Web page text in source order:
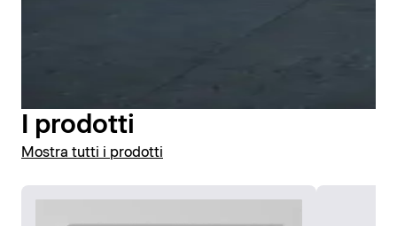
guarnizione composita. In questo modo è possibile
realizzare facilmente il livello di tenuta secondo la
norma DIN 18534. KIWA Germania ha certificato
l'impermeabilità di Tempano una volta installato.
I prodotti
Mostra tutti i prodotti